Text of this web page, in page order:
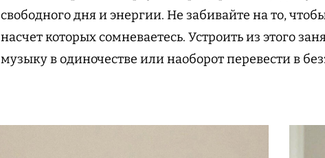
свободного дня и энергии. Не забивайте на то,
насчет которых сомневаетесь. Устроить из этого
музыку в одиночестве или наоборот перевести в